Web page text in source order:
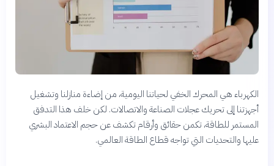
الكهرباء هي المحرك الخفي لحياتنا اليومية، من إضاءة منازلنا وتشغيل
أجهزتنا إلى تحريك عجلات الصناعة والاتصالات. لكن خلف هذا التدفق
المستمر للطاقة، تكمن حقائق وأرقام تكشف عن حجم الاعتماد البشري
عليها والتحديات التي تواجه قطاع الطاقة العالمي.